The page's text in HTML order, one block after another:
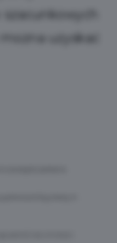
uzyskać